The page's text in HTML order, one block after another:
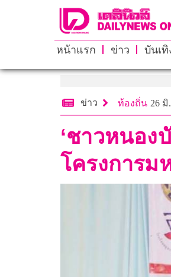
หน้าแรก ข่าว บันเทิ
ข่าว ท้องถิ่น 26 มิ
‘ชาวหนอง
โครงการม